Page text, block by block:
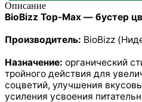
Описание
BioBizz Top-Max — бустер
Производитель: BioBizz
Назначение: органический
тройного действия для
соцветий, улучшения
усиления усвоения